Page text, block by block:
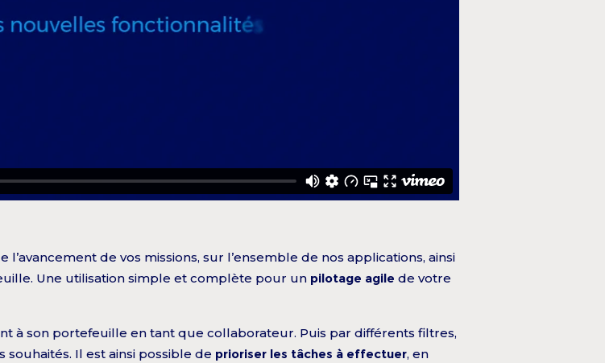
l’avancement de vos missions, sur l’ensemble de nos applications, ainsi
Une utilisation simple et complète pour un pilotage agile de votre
à son portefeuille en tant que collaborateur. Puis par différents filtres,
Il est ainsi possible de prioriser les tâches à effectuer, en